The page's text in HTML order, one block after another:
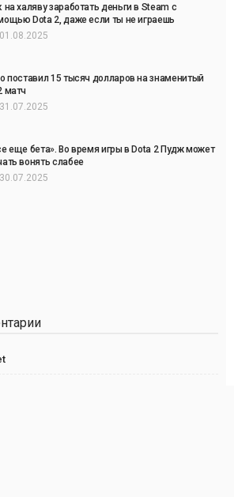
на халяву заработать деньги в Steam с
Dota 2, даже если ты не играешь
01.08.2025
поставил 15 тысяч долларов на знаменитый
матч
31.07.2025
еще бета». Во время игры в Dota 2 Пудж может
вонять слабее
30.07.2025